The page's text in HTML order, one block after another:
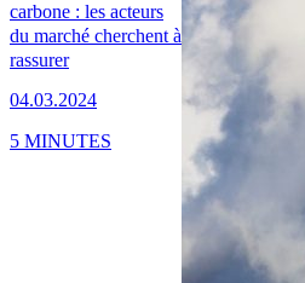
carbone : les acteurs
du marché cherchent à
rassurer
04.03.2024
5 MINUTES